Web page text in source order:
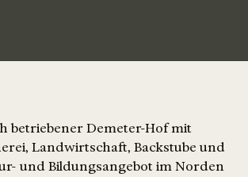
betriebener Demeter-Hof mit
Landwirtschaft, Backstube und
und Bildungsangebot im Norden